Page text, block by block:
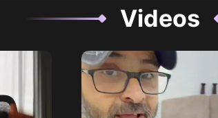
Videos